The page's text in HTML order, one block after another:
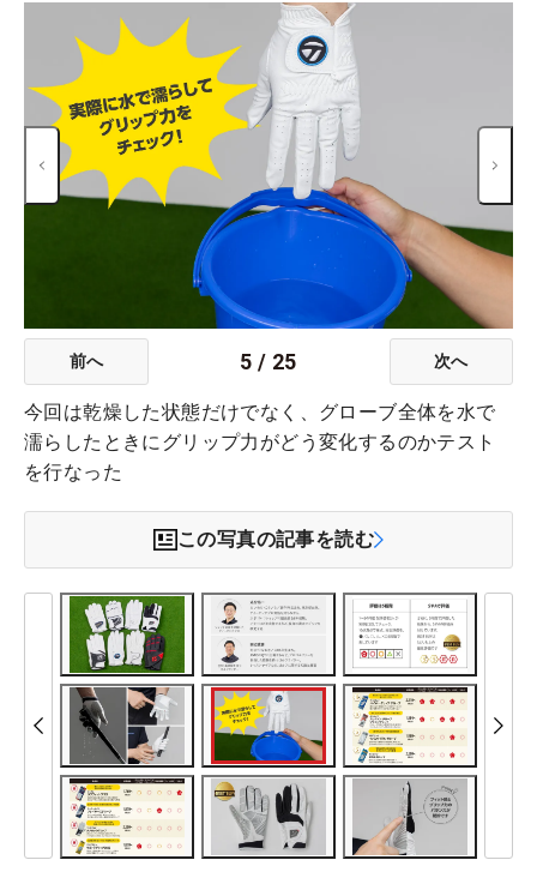
前へ 5 / 25 次へ
今回は乾燥した状態だけでなく、グローブ全体を水で
濡らしたときにグリップ力がどう変化するのかテスト
を行なった
この写真の記事を読む